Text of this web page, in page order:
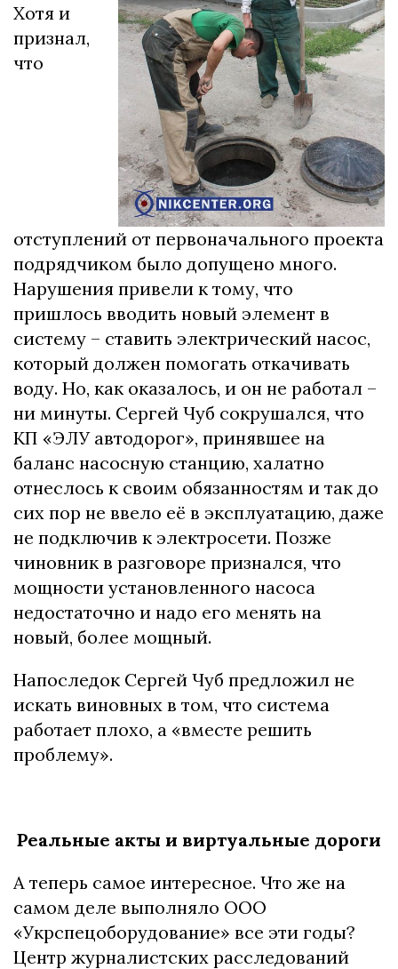
Хотя и
признал,
что
отступлений от первоначального проекта
подрядчиком было допущено много.
Нарушения привели к тому, что
пришлось вводить новый элемент в
систему – ставить электрический насос,
который должен помогать откачивать
воду. Но, как оказалось, и он не работал –
ни минуты. Сергей Чуб сокрушался, что
КП «ЭЛУ автодорог», принявшее на
баланс насосную станцию, халатно
отнеслось к своим обязанностям и так до
сих пор не ввело её в эксплуатацию, даже
не подключив к электросети. Позже
чиновник в разговоре признался, что
мощности установленного насоса
недостаточно и надо его менять на
новый, более мощный.
Напоследок Сергей Чуб предложил не
искать виновных в том, что система
работает плохо, а «вместе решить
проблему».
Реальные акты и виртуальные дороги
А теперь самое интересное. Что же на
самом деле выполняло ООО
«Укрспецоборудование» все эти годы?
Центр журналистских расследований